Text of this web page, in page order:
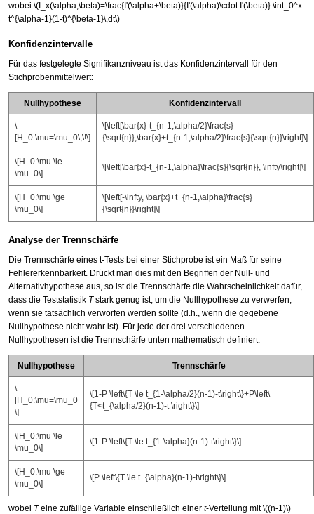
wobei \(I_x(\alpha,\beta)=\frac{I'(\alpha+\beta)}{I'(\alpha)\cdot I'(\beta)} \int_0^x
t^{\alpha-1}(1-t)^{\beta-1}\,dt\)
Konfidenzintervalle
Für das festgelegte Signifikanzniveau ist das Konfidenzintervall für den
Stichprobenmittelwert:
Nullhypothese Konfidenzintervall
\
[H_0:\mu=\mu_0\,\!\]
\[\left[\bar{x}-t_{n-1,\alpha/2}\frac{s}
{\sqrt{n}},\bar{x}+t_{n-1,\alpha/2}\frac{s}{\sqrt{n}}\right]\]
\[H_0:\mu \le
\mu_0\]
\[\left[\bar{x}-t_{n-1,\alpha}\frac{s}{\sqrt{n}}, \infty\right]\]
\[H_0:\mu \ge
\mu_0\]
\[\left[-\infty, \bar{x}+t_{n-1,\alpha}\frac{s}
{\sqrt{n}}\right]\]
Analyse der Trennschärfe
Die Trennschärfe eines t-Tests bei einer Stichprobe ist ein Maß für seine
Fehlererkennbarkeit. Drückt man dies mit den Begriffen der Null- und
Alternativhypothese aus, so ist die Trennschärfe die Wahrscheinlichkeit dafür,
dass die Teststatistik Tstark genug ist, um die Nullhypothese zu verwerfen,
wenn sie tatsächlich verworfen werden sollte (d.h., wenn die gegebene
Nullhypothese nicht wahr ist). Für jede der drei verschiedenen
Nullhypothesen ist die Trennschärfe unten mathematisch definiert:
Nullhypothese Trennschärfe
\
[H_0:\mu=\mu_0
\]
\[1-P \left\{T \le t_{1-\alpha/2}(n-1)-t\right\}+P\left\
{T<t_{\alpha/2}(n-1)-t \right\}\]
\[H_0:\mu \le
\mu_0\]
\[1-P \left\{T \le t_{1-\alpha}(n-1)-t\right\}\]
\[H_0:\mu \ge
\mu_0\]
\[P \left\{T \le t_{\alpha}(n-1)-t\right\}\]
wobei Teine zufällige Variable einschließlich einer t-Verteilung mit\((n-1)\)